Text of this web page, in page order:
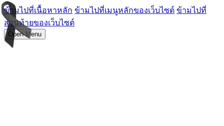
ข้ามไปที่เนื้อหาหลัก ข้ามไปที่เมนูหลักของเว็บไซต์ ข้ามไปที่
ส่วนท้ายของเว็บไซต์
Open Menu